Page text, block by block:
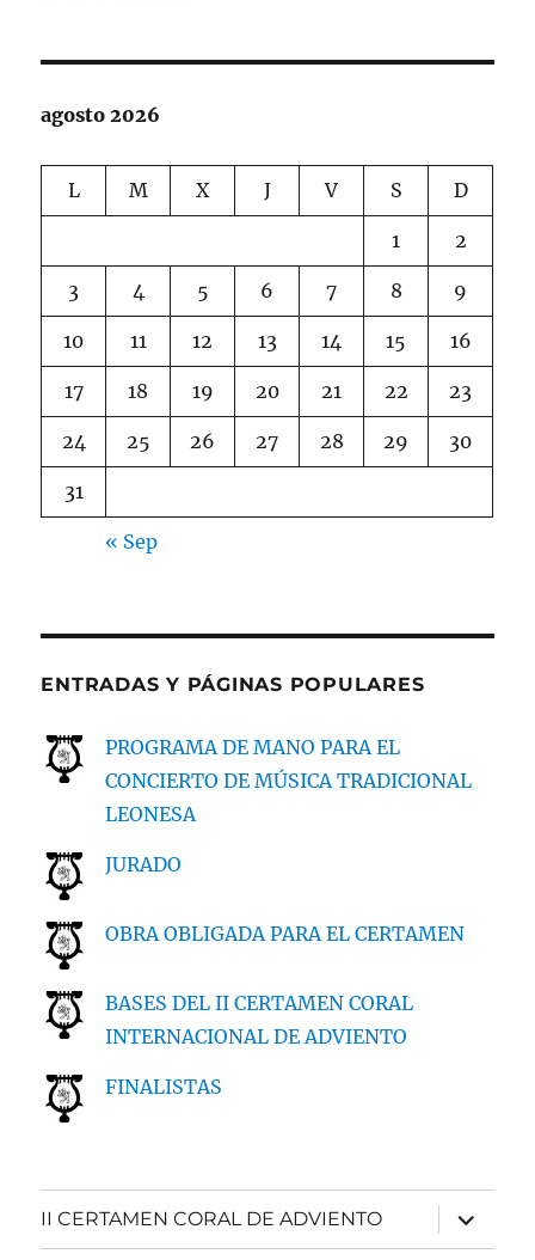
agosto 2026
L M X J V S D
1 2
3 4 5 6 7 8 9
10 11 12 13 14 15 16
17 18 19 20 21 22 23
24 25 26 27 28 29 30
31
« Sep
ENTRADAS Y PÁGINAS POPULARES
PROGRAMA DE MANO PARA EL
CONCIERTO DE MÚSICA TRADICIONAL
LEONESA
JURADO
OBRA OBLIGADA PARA EL CERTAMEN
BASES DEL II CERTAMEN CORAL
INTERNACIONAL DE ADVIENTO
FINALISTAS
II CERTAMEN CORAL DE ADVIENTO
expande
el
menú